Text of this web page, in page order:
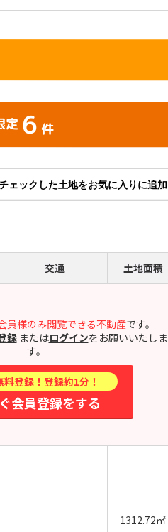
定 6 件
ェックした土地をお気に入りに追加
交通 土地面積
員様のみ閲覧できる不動産です。
録またはログインをお願いいたしま
す。
料登録！登録約1分！
会員登録をする
1312.72㎡